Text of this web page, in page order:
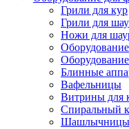
Грили для кур
Грили для
Ножи для
Блинные
Вафельницы
Витрины для
Спиральный
Шашлычницы